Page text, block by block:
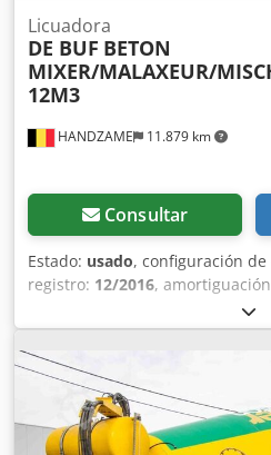
HANDZAME 11.879 km
Licuadora
DE BUF BETON
MIXER/MALAXEUR/
12M3
Consultar
Estado: usado, configuración de
registro: 12/2016,
,
Año de fabricación:2016,
Medida de neumáticos: 425/
Suspensión: suspensión
ruedas Peso en vacío: 7.720 kg
36.000 kg Marca de la